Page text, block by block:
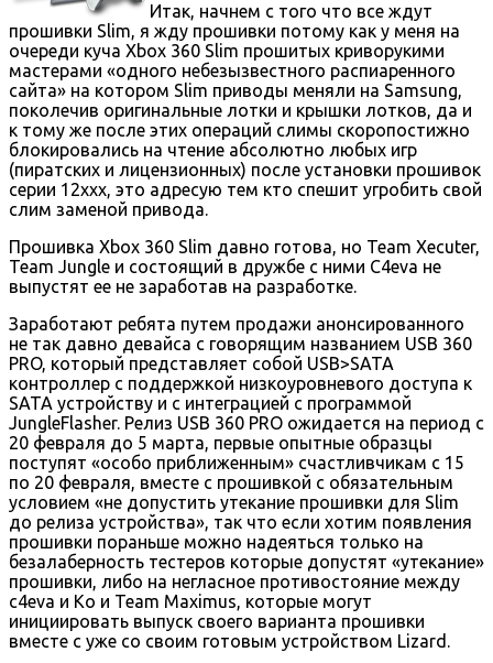
Итак, начнем с того что все ждут
прошивки Slim, я жду прошивки потому как у меня на
очереди куча Xbox 360 Slim прошитых криворукими
мастерами «одного небезызвестного распиаренного
сайта» на котором Slim приводы меняли на Samsung,
поколечив оригинальные лотки и крышки лотков, да и
к тому же после этих операций слимы скоропостижно
блокировались на чтение абсолютно любых игр
(пиратских и лицензионных) после установки прошивок
серии 12ххх, это адресую тем кто спешит угробить свой
слим заменой привода.
Прошивка Xbox 360 Slim давно готова, но Team Xecuter,
Team Jungle и состоящий в дружбе с ними C4eva не
выпустят ее не заработав на разработке.
Заработают ребята путем продажи анонсированного
не так давно девайса с говорящим названием USB 360
PRO, который представляет собой USB>SATA
контроллер с поддержкой низкоуровневого доступа к
SATA устройству и с интеграцией с программой
JungleFlasher. Релиз USB 360 PRO ожидается на период с
20 февраля до 5 марта, первые опытные образцы
поступят «особо приближенным» счастливчикам с 15
по 20 февраля, вместе с прошивкой с обязательным
условием «не допустить утекание прошивки для Slim
до релиза устройства», так что если хотим появления
прошивки пораньше можно надеяться только на
безалаберность тестеров которые допустят «утекание»
прошивки, либо на негласное противостояние между
c4eva и Ko и Team Maximus, которые могут
инициировать выпуск своего варианта прошивки
вместе с уже со своим готовым устройством Lizard.